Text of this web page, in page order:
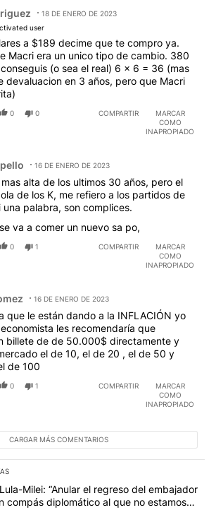
18 DE ENERO DE 2023
user
a $189 decime que te compro ya.
Macri era un unico tipo de cambio. 380
(o sea el real) 6 x 6 = 36 (mas
devaluacion en 3 años, pero que Macri
0 0 COMPARTIR
MARCAR
COMO
INAPROPIADO
16 DE ENERO DE 2023
alta de los ultimos 30 años, pero el
de los K, me refiero a los partidos de
una palabra, son complices.
va a comer un nuevo sa po,
0 1 COMPARTIR
MARCAR
COMO
INAPROPIADO
16 DE ENERO DE 2023
que le están dando a la INFLACIÓN yo
les recomendaría que
billete de de 50.000$ directamente y
el de 10, el de 20 , el de 50 y
de 100
0 1 COMPARTIR
MARCAR
COMO
INAPROPIADO
CARGAR MÁS COMENTARIOS
los artículos con más comentarios en los
con el título "Tensión Lula-Milei:
Milei: “Anular el regreso del embajador
compás diplomático al que no estamos